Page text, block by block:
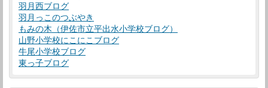
羽月西ブログ
羽月っこのつぶやき
もみの木（伊佐市立平出水小学校ブログ）
山野小学校にこにこブログ
牛尾小学校ブログ
東っ子ブログ